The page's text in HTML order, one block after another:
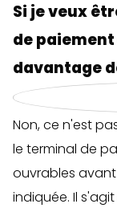
Si je veux
de
davantage
Non, ce n'est
le terminal de
ouvrables
indiquée. Il